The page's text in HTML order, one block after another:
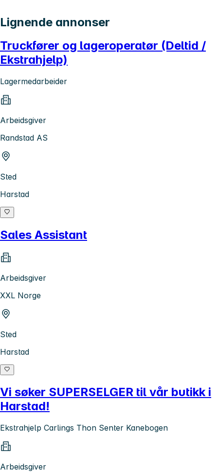
Lignende annonser
Truckfører og lageroperatør (Deltid /
Ekstrahjelp)
Lagermedarbeider
Arbeidsgiver
Randstad AS
Sted
Harstad
Sales Assistant
Arbeidsgiver
XXL Norge
Sted
Harstad
Vi søker SUPERSELGER til vår butikk i
Harstad!
Ekstrahjelp Carlings Thon Senter Kanebogen
Arbeidsgiver